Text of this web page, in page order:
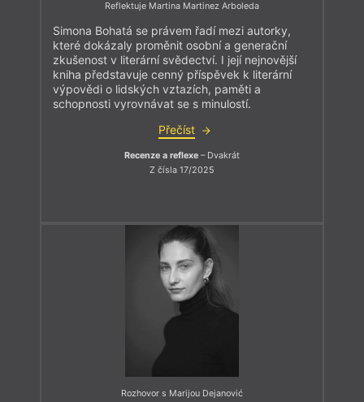
Reflektuje Martina Martinez Arboleda
Simona Bohatá se právem řadí mezi autorky,
které dokázaly proměnit osobní a generační
zkušenost v literární svědectví. I její nejnovější
kniha představuje cenný příspěvek k literární
výpovědi o lidských vztazích, paměti a
schopnosti vyrovnávat se s minulostí.
Přečíst
Recenze a reflexe – Dvakrát
Z čísla 17/2025
Rozhovor s Marijou Dejanović